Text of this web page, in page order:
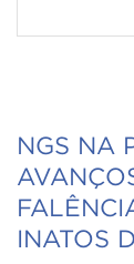
NGS NA
INATOS